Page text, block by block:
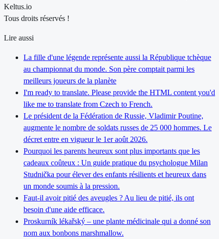
Keltus.io
Tous droits réservés !
Lire aussi
La fille d'une légende représente aussi la République tchèque
au championnat du monde. Son père comptait parmi les
meilleurs joueurs de la planète
I'm ready to translate. Please provide the HTML content you'd
like me to translate from Czech to French.
Le président de la Fédération de Russie, Vladimir Poutine,
augmente le nombre de soldats russes de 25 000 hommes. Le
décret entre en vigueur le 1er août 2026.
Pourquoi les parents heureux sont plus importants que les
cadeaux coûteux : Un guide pratique du psychologue Milan
Studnička pour élever des enfants résilients et heureux dans
un monde soumis à la pression.
Faut-il avoir pitié des aveugles ? Au lieu de pitié, ils ont
besoin d'une aide efficace.
Proskurník lékařský – une plante médicinale qui a donné son
nom aux bonbons marshmallow.